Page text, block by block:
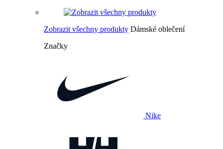
Zobrazit všechny produkty Dámské oblečení
Značky
Nike